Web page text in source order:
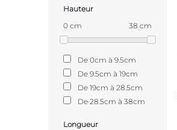
Hauteur
0 cm
38 cm
De 0cm à 9.5cm
De 9.5cm à 19cm
De 19cm à 28.5cm
De 28.5cm à 38cm
Longueur